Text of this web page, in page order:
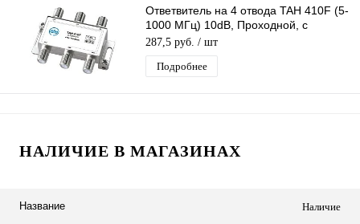
Ответвитель на 4 отвода TAH 410F (5-
1000 МГц) 10dB, Проходной, с
ответвлением на 4 выхода по 10 дБ
287,5 руб. / шт
Подробнее
НАЛИЧИЕ В МАГАЗИНАХ
Название Наличие